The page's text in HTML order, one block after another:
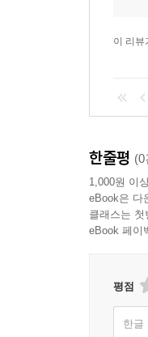
이 리뷰
한줄평 (0
1,000원 이
eBook은 다
클래스는
eBook 페이
평점
한글